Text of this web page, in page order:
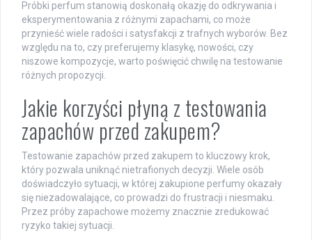
Próbki perfum stanowią doskonałą okazję do odkrywania i
eksperymentowania z różnymi zapachami, co może
przynieść wiele radości i satysfakcji z trafnych wyborów. Bez
względu na to, czy preferujemy klasykę, nowości, czy
niszowe kompozycje, warto poświęcić chwilę na testowanie
różnych propozycji.
Jakie korzyści płyną z testowania
zapachów przed zakupem?
Testowanie zapachów przed zakupem to kluczowy krok,
który pozwala uniknąć nietrafionych decyzji. Wiele osób
doświadczyło sytuacji, w której zakupione perfumy okazały
się niezadowalające, co prowadzi do frustracji i niesmaku.
Przez próby zapachowe możemy znacznie zredukować
ryzyko takiej sytuacji.